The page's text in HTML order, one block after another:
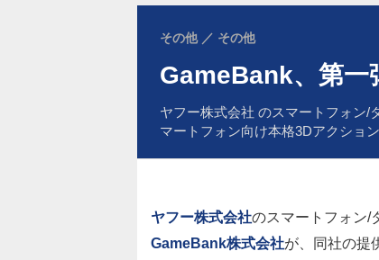
GameBank、第一
ヤフー株式会社 のスマートフォン/
マートフォン向け本格3Dアクショ
その他 その他
ヤフー株式会社のスマートフォン/
GameBank株式会社が、同社の提